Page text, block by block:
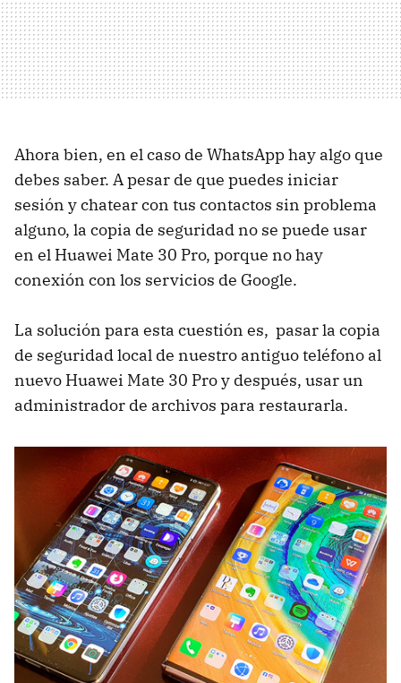
Ahora bien, en el caso de WhatsApp hay algo que
debes saber. A pesar de que puedes iniciar
sesión y chatear con tus contactos sin problema
alguno, la copia de seguridad no se puede usar
en el Huawei Mate 30 Pro, porque no hay
conexión con los servicios de Google.
La solución para esta cuestión es, pasar la copia
de seguridad local de nuestro antiguo teléfono al
nuevo Huawei Mate 30 Pro y después, usar un
administrador de archivos para restaurarla.